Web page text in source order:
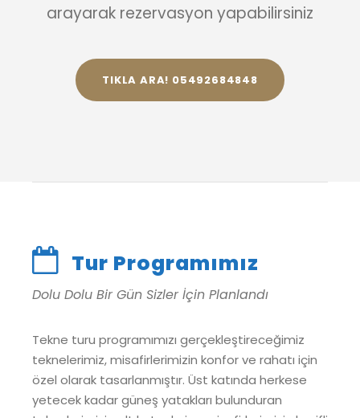
arayarak rezervasyon yapabilirsiniz
TIKLA ARA! 05492684848
Tur Programımız
Dolu Dolu Bir Gün Sizler İçin Planlandı
Tekne turu programımızı gerçekleştireceğimiz
teknelerimiz, misafirlerimizin konfor ve rahatı için
özel olarak tasarlanmıştır. Üst katında herkese
yetecek kadar güneş yatakları bulunduran